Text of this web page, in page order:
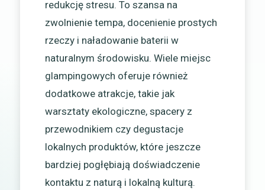
redukcję stresu. To szansa na
zwolnienie tempa, docenienie prostych
rzeczy i naładowanie baterii w
naturalnym środowisku. Wiele miejsc
glampingowych oferuje również
dodatkowe atrakcje, takie jak
warsztaty ekologiczne, spacery z
przewodnikiem czy degustacje
lokalnych produktów, które jeszcze
bardziej pogłębiają doświadczenie
kontaktu z naturą i lokalną kulturą.